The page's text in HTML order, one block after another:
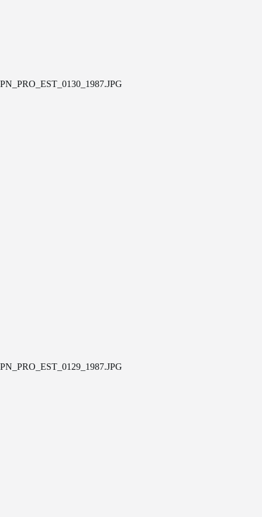
PN_PRO_EST_0130_1987.JPG
PN_PRO_EST_0129_1987.JPG